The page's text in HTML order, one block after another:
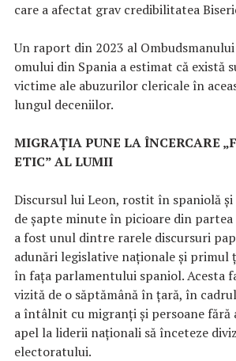
care a afectat grav credibilitatea
Un raport din 2023 al
omului din Spania a estimat că există
victime ale abuzurilor clericale în
lungul deceniilor.
MIGRAȚIA PUNE LA ÎNCERCARE
ETIC” AL LUMII
Discursul lui Leon, rostit în spaniolă
de șapte minute în picioare din
a fost unul dintre rarele discursuri
adunări legislative naționale și primul
în fața parlamentului spaniol. Acesta
vizită de o săptămână în țară, în
a întâlnit cu migranți și persoane fără
apel la liderii naționali să înceteze
electoratului.